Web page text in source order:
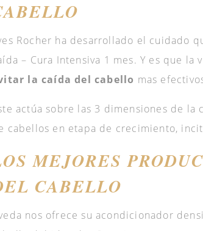
Rocher ha desarrollado el cuidado
– Cura Intensiva 1 mes. Y es que la
la caída del cabello mas
actúa sobre las 3 dimensiones de
cabellos en etapa de crecimiento,
MEJORES
CABELLO
nos ofrece su acondicionador